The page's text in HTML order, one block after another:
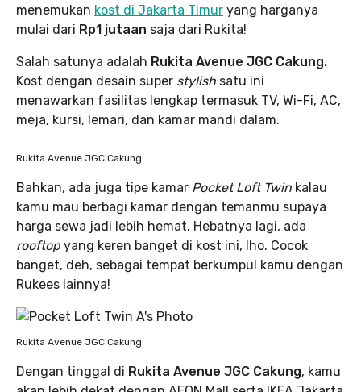
menemukan kost di Jakarta Timur yang harganya
mulai dari Rp1 jutaan saja dari Rukita!
Salah satunya adalah Rukita Avenue JGC Cakung.
Kost dengan desain super stylish satu ini
menawarkan fasilitas lengkap termasuk TV, Wi-Fi, AC,
meja, kursi, lemari, dan kamar mandi dalam.
Rukita Avenue JGC Cakung
Bahkan, ada juga tipe kamar Pocket Loft Twin kalau
kamu mau berbagi kamar dengan temanmu supaya
harga sewa jadi lebih hemat. Hebatnya lagi, ada
rooftop yang keren banget di kost ini, lho. Cocok
banget, deh, sebagai tempat berkumpul kamu dengan
Rukees lainnya!
Rukita Avenue JGC Cakung
Dengan tinggal di Rukita Avenue JGC Cakung, kamu